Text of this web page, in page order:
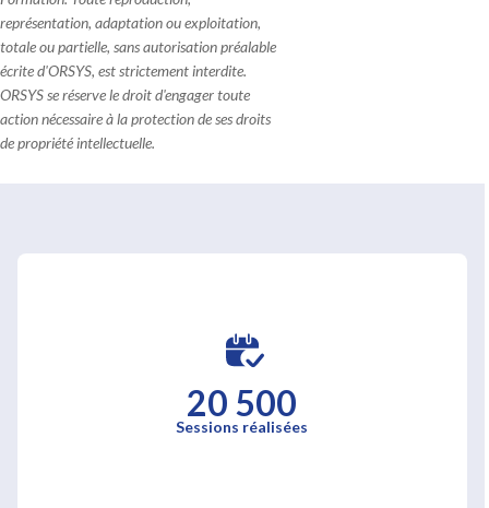
représentation, adaptation ou exploitation,
totale ou partielle, sans autorisation préalable
écrite d'ORSYS, est strictement interdite.
ORSYS se réserve le droit d'engager toute
action nécessaire à la protection de ses droits
de propriété intellectuelle.
20 500
Sessions réalisées